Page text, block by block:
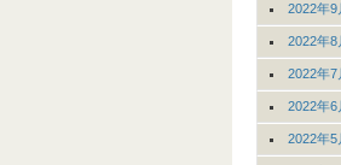
2022年9
2022年8
2022年7
2022年6
2022年5